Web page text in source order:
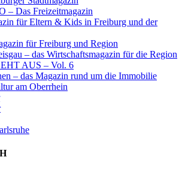
– Das Freizeitmagazin
für Eltern & Kids in Freiburg und der
für Freiburg und Region
– das Wirtschaftsmagazin für die Region
AUS – Vol. 6
– das Magazin rund um die Immobilie
am Oberrhein